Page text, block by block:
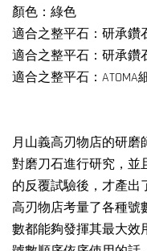
顏色：綠色
適合之整平石：研承鑽
適合之整平石：研承鑽
適合之整平石：ATOMA
月山義高刃物店的研磨
對磨刀石進行研究，並
的反覆試驗後，才產出
高刃物店考量了各種號
數都能夠發揮其最大效